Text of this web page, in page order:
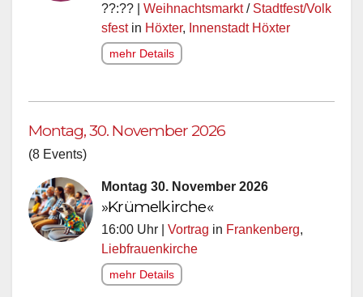
??:?? | Weihnachtsmarkt/ Stadtfest/Volk
sfestin Höxter, Innenstadt Höxter
mehr Details
Montag, 30. November 2026
(8 Events)
Montag 30. November 2026
»Krümelkirche«
16:00 Uhr | Vortrag in Frankenberg,
Liebfrauenkirche
mehr Details